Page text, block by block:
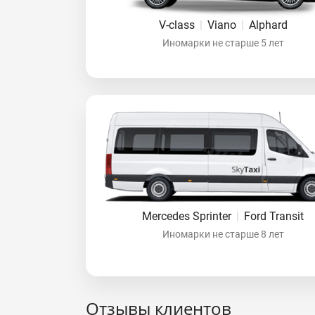
V-class | Viano | Alphard
Иномарки не старше 5 лет
Mercedes Sprinter | Ford Transit
Иномарки не старше 8 лет
Отзывы клиентов